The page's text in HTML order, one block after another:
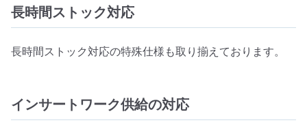
長時間ストック対応
長時間ストック対応の特殊仕様も取り揃えております。
インサートワーク供給の対応